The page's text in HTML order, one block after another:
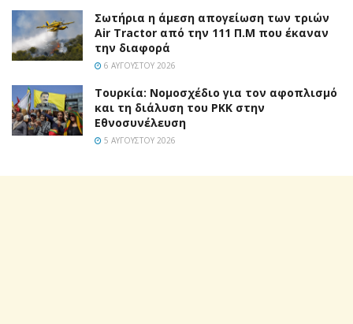
Σωτήρια η άμεση απογείωση των τριών
Air Tractor από την 111 Π.M που έκαναν
την διαφορά
6 ΑΥΓΟΎΣΤΟΥ 2026
Τουρκία: Νομοσχέδιο για τον αφοπλισμό
και τη διάλυση του PKK στην
Εθνοσυνέλευση
5 ΑΥΓΟΎΣΤΟΥ 2026